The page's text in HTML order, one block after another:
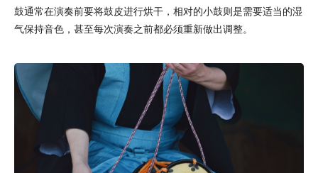
鼓通常在演奏前要将鼓皮进行烘干，相对的小鼓则是需要适当的湿
气保持音色，甚至每次演奏之前都必须重新做出调整。